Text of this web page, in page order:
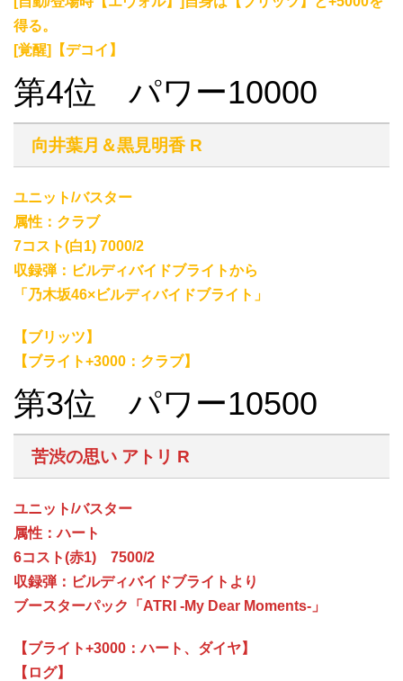
得る。
[覚醒]【デコイ】
第4位 パワー10000
向井葉月＆黒見明香 R
ユニット/バスター
属性：クラブ
7コスト(白1) 7000/2
収録弾：ビルディバイドブライトから
「乃木坂46×ビルディバイドブライト」
【ブリッツ】
【ブライト+3000：クラブ】
第3位 パワー10500
苦渋の思い アトリ R
ユニット/バスター
属性：ハート
6コスト(赤1) 7500/2
収録弾：ビルディバイドブライトより
ブースターパック「ATRI -My Dear Moments-」
【ブライト+3000：ハート、ダイヤ】
【ログ】